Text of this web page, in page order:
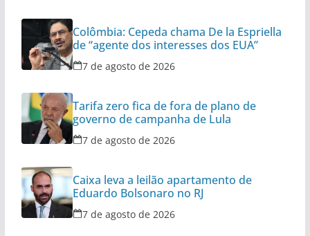
Colômbia: Cepeda chama De la Espriella
de “agente dos interesses dos EUA”
7 de agosto de 2026
Tarifa zero fica de fora de plano de
governo de campanha de Lula
7 de agosto de 2026
Caixa leva a leilão apartamento de
Eduardo Bolsonaro no RJ
7 de agosto de 2026